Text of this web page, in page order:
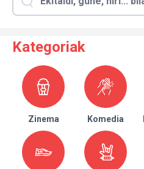
Kategoriak
Zinema Komedia